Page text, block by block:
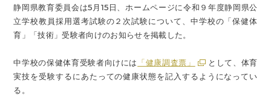
静岡県教育委員会は5月15日、ホームページに令和９年度静岡県公
立学校教員採用選考試験の２次試験について、中学校の「保健体
育」「技術」受験者向けのお知らせを掲載した。
中学校の保健体育受験者向けには 「健康調査票」
として、体育
実技を受験するにあたっての健康状態を記入するようになってい
る。